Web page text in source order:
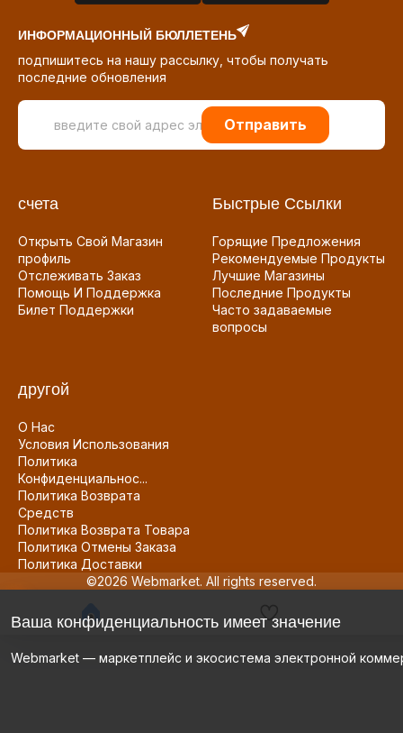
ИНФОРМАЦИОННЫЙ БЮЛЛЕТЕНЬ
подпишитесь на нашу рассылку, чтобы получать
последние обновления
Отправить
счета
Открыть Свой Магазин
профиль
Отслеживать Заказ
Помощь И Поддержка
Билет Поддержки
Быстрые Ссылки
Горящие Предложения
Рекомендуемые Продукты
Лучшие Магазины
Последние Продукты
Часто задаваемые
вопросы
другой
О Нас
Условия Использования
Политика
Конфиденциальнос...
Политика Возврата
Средств
Политика Возврата Товара
Политика Отмены Заказа
Политика Доставки
©2026 Webmarket. All rights reserved.
Ваша конфиденциальность имеет значение
Webmarket — маркетплейс и экосистема электронной